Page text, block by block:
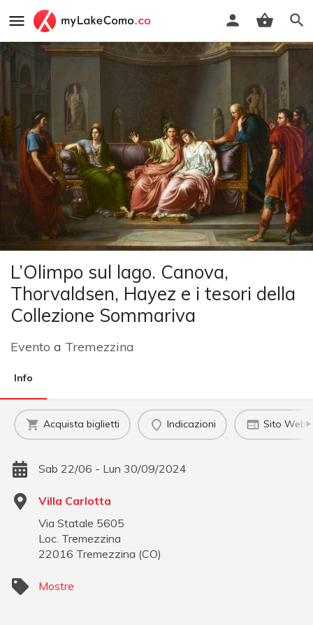
L’Olimpo sul lago. Canova,
Thorvaldsen, Hayez e i tesori della
Collezione Sommariva
Evento a Tremezzina
Info
Acquista biglietti Indicazioni Sito Web
Sab 22/06 - Lun 30/09/2024
Villa Carlotta
Via Statale 5605
Loc. Tremezzina
22016 Tremezzina (CO)
Mostre